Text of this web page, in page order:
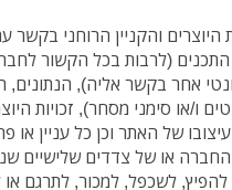
היוצרים והקניין הרוחני
(לרבות בכל הקשור
אחר בקשר אליה),
ו/או סימני מסחר), זכויות
של האתר וכן כל עניין
או של צדדים שלישיים
להפיץ, לשכפל, למכור, לתרגם